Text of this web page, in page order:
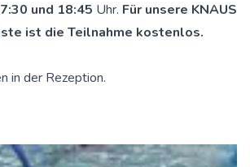
und 18:45 Uhr. Für unsere KNAUS
ist die Teilnahme kostenlos.
in der Rezeption.